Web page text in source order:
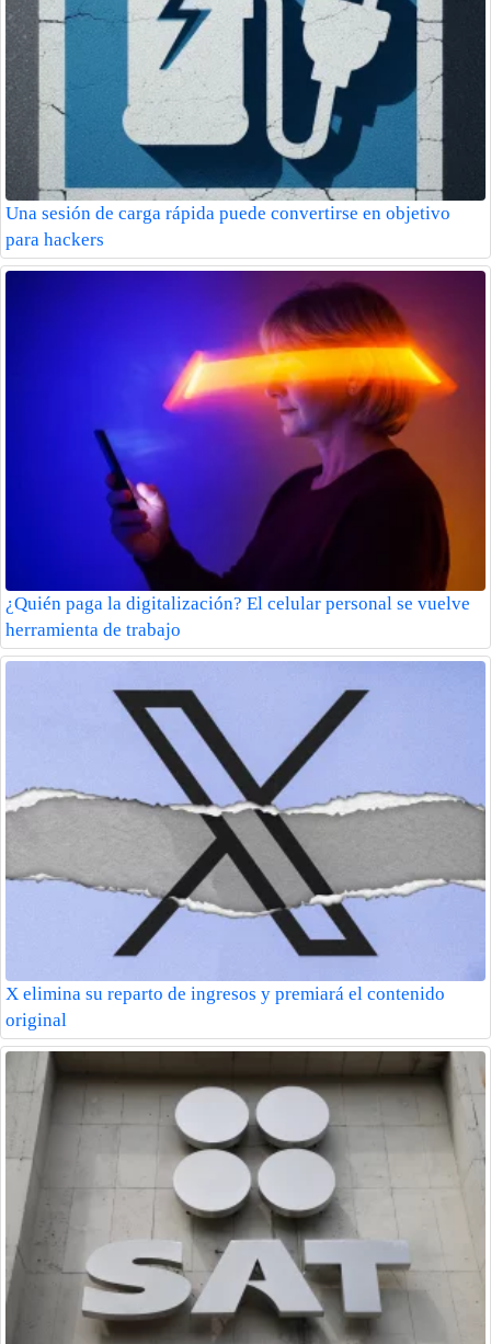
Una sesión de carga rápida puede convertirse en objetivo
para hackers
¿Quién paga la digitalización? El celular personal se vuelve
herramienta de trabajo
X elimina su reparto de ingresos y premiará el contenido
original